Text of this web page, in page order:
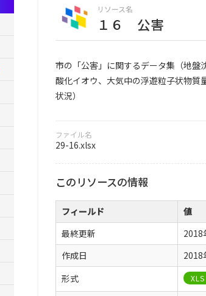
リソース名
１６ 公害
市の「公害」に関するデータ集（地盤
酸化イオウ、大気中の浮遊粒子状物
状況）
ファイル名
29-16.xlsx
このリソースの情報
フィールド
値
最終更新
2018
作成日
2018
形式
XLS